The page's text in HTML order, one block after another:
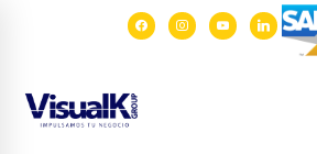
facebookinstagram
youtubelinkedin